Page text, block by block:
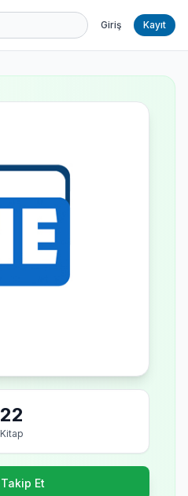
Giriş Kayıt
22
Kitap
Takip Et